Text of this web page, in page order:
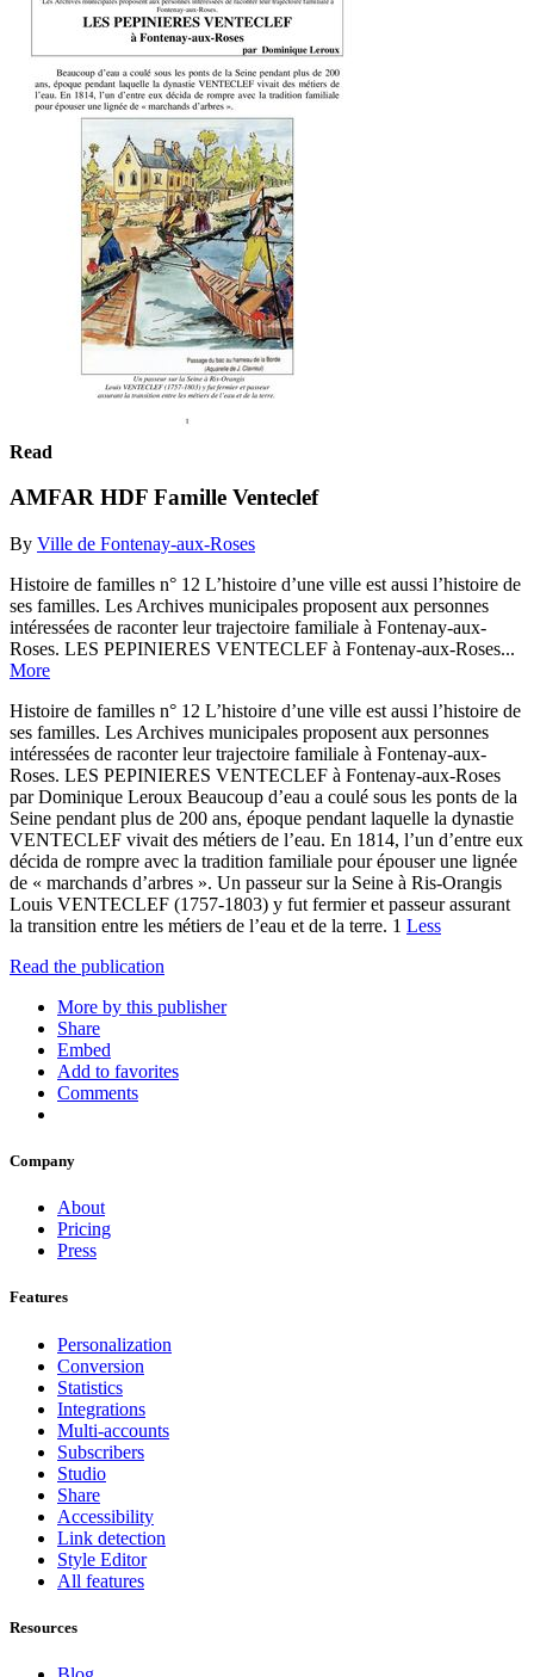
Read
AMFAR HDF Famille Venteclef
By Ville de Fontenay-aux-Roses
Histoire de familles n° 12 L’histoire d’une ville est aussi l’histoire de
ses familles. Les Archives municipales proposent aux personnes
intéressées de raconter leur trajectoire familiale à Fontenay-aux-
Roses. LES PEPINIERES VENTECLEF à Fontenay-aux-Roses...
More
Histoire de familles n° 12 L’histoire d’une ville est aussi l’histoire de
ses familles. Les Archives municipales proposent aux personnes
intéressées de raconter leur trajectoire familiale à Fontenay-aux-
Roses. LES PEPINIERES VENTECLEF à Fontenay-aux-Roses
par Dominique Leroux Beaucoup d’eau a coulé sous les ponts de la
Seine pendant plus de 200 ans, époque pendant laquelle la dynastie
VENTECLEF vivait des métiers de l’eau. En 1814, l’un d’entre eux
décida de rompre avec la tradition familiale pour épouser une lignée
de « marchands d’arbres ». Un passeur sur la Seine à Ris-Orangis
Louis VENTECLEF (1757-1803) y fut fermier et passeur assurant
la transition entre les métiers de l’eau et de la terre. 1 Less
Read the publication
More by this publisher
Share
Embed
Add to favorites
Comments
Company
About
Pricing
Press
Features
Personalization
Conversion
Statistics
Integrations
Multi-accounts
Subscribers
Studio
Share
Accessibility
Link detection
Style Editor
All features
Resources